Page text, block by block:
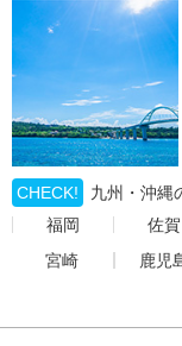
CHECK!
九州・沖縄
福岡
佐賀
宮崎
鹿児